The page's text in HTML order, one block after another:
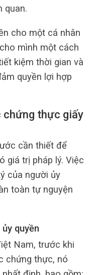
quan.
cho một cá nhân
mình một cách
kiệm thời gian và
quyền lợi hợp
chứng thực giấy
cần thiết để
giá trị pháp lý. Việc
của người ủy
toàn tự nguyện
quyền
Nam, trước khi
chứng thực, nó